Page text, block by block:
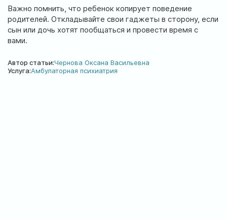
Важно помнить, что ребенок копирует поведение
родителей. Откладывайте свои гаджеты в сторону, если
сын или дочь хотят пообщаться и провести время с
вами.
Автор статьи:Чернова Оксана Васильевна
Услуга:Амбулаторная психиатрия